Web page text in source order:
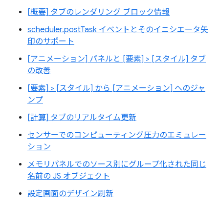
[概要] タブのレンダリング ブロック情報
scheduler.postTask イベントとそのイニシエータ矢
印のサポート
[アニメーション] パネルと [要素] > [スタイル] タブ
の改善
[要素] > [スタイル] から [アニメーション] へのジャ
ンプ
[計算] タブのリアルタイム更新
センサーでのコンピューティング圧力のエミュレー
ション
メモリパネルでのソース別にグループ化された同じ
名前の JS オブジェクト
設定画面のデザイン刷新